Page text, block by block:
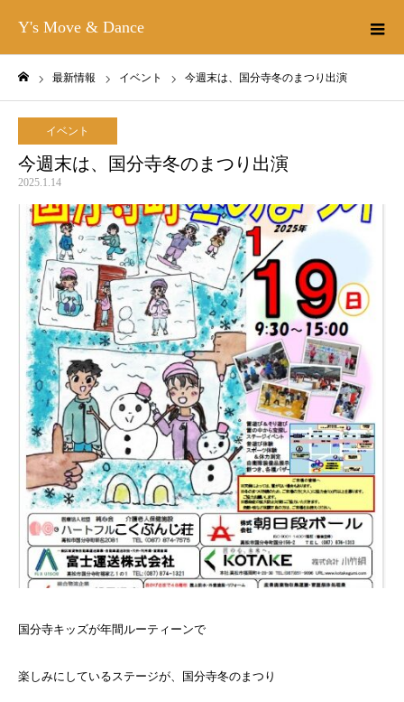
Y's Move & Dance
最新情報 イベント 今週末は、国分寺冬のまつり出演
イベント
今週末は、国分寺冬のまつり出演
2025.1.14
国分寺キッズが年間ルーティーンで
楽しみにしているステージが、国分寺冬のまつり